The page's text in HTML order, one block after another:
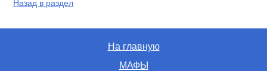
Назад в раздел
На главную
МАФЫ